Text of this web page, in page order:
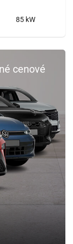
85 kW
cenové